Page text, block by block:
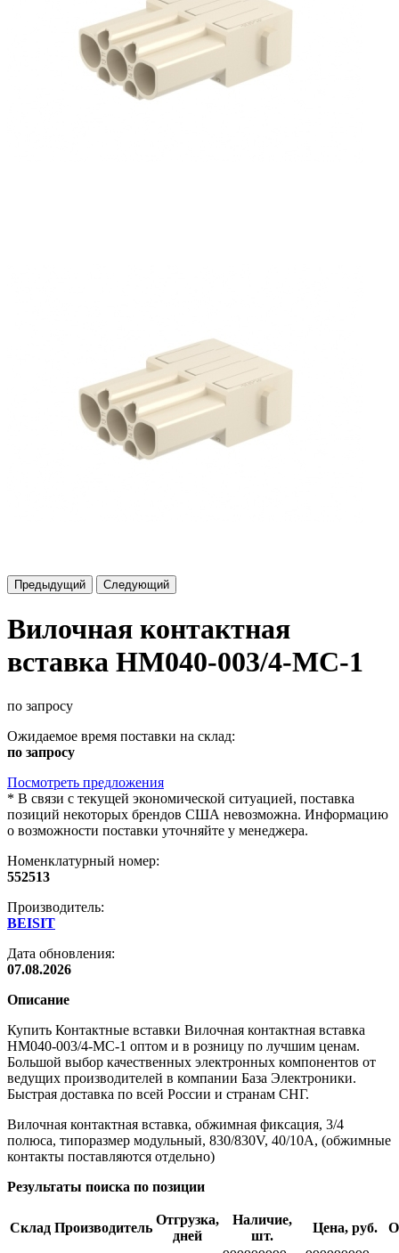
Предыдущий Следующий
Вилочная контактная
вставка HM040-003/4-MC-1
по запросу
Ожидаемое время поставки на склад:
по запросу
Посмотреть предложения
* В связи с текущей экономической ситуацией, поставка
позиций некоторых брендов США невозможна. Информацию
о возможности поставки уточняйте у менеджера.
Номенклатурный номер:
552513
Производитель:
BEISIT
Дата обновления:
07.08.2026
Описание
Купить Контактные вставки Вилочная контактная вставка
HM040-003/4-MC-1 оптом и в розницу по лучшим ценам.
Большой выбор качественных электронных компонентов от
ведущих производителей в компании База Электроники.
Быстрая доставка по всей России и странам СНГ.
Вилочная контактная вставка, обжимная фиксация, 3/4
полюса, типоразмер модульный, 830/830V, 40/10A, (обжимные
контакты поставляются отдельно)
Результаты поиска по позиции
Склад Производитель
Отгрузка,
дней
Наличие,
шт.
Цена, руб.